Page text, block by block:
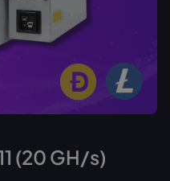
(20 GH/s)